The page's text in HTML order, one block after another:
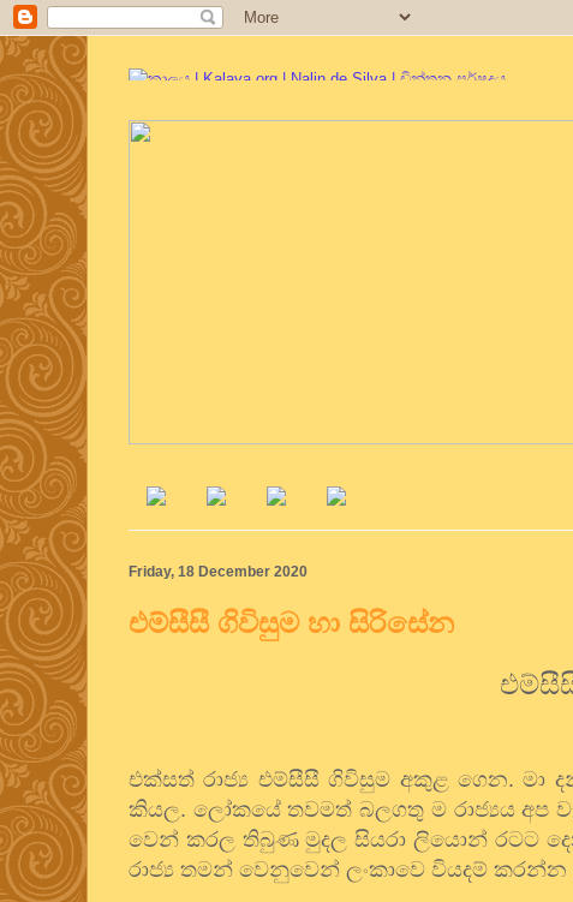
Friday, 18 December 2020
එම්සීසී ගිවිසුම හා සිරිසේන
එක්සත් රාජ්‍ය එම්සීසී ගිවිසුම අකුළ ගෙන. මා
කියල. ලෝකයේ තවමත් බලගතු ම රාජ්‍යය අප
වෙන් කරල තිබුණ මුදල සියරා ලියොන් රටට
රාජ්‍ය තමන් වෙනුවෙන් ලංකාවෙ වියදම් කරන්න